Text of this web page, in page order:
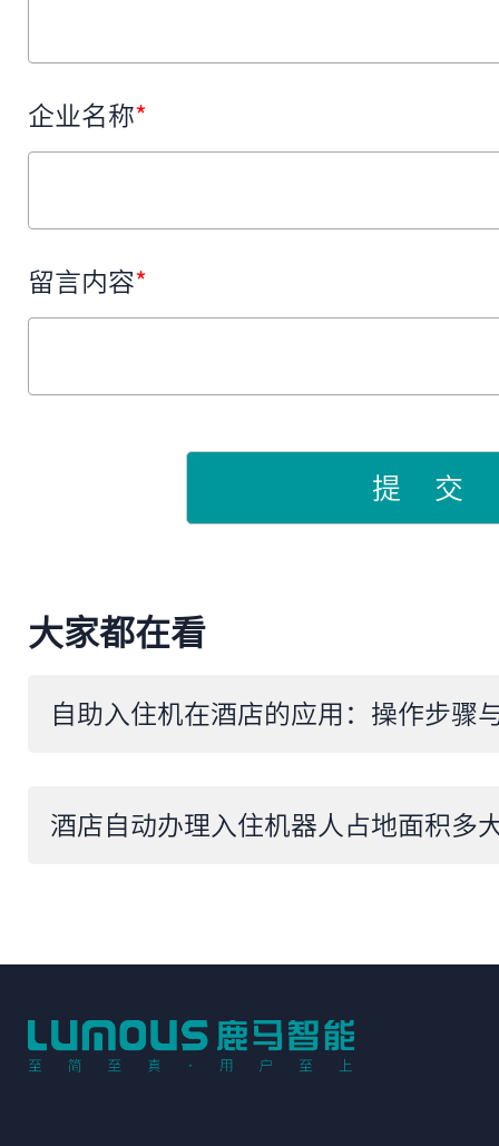
企业名称*
留言内容*
提 交
大家都在看
自助入住机在酒店的应用：操作步骤